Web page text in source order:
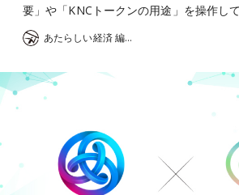
要」や「KNCトークンの用途」を操作し
あたらしい経済 編集部